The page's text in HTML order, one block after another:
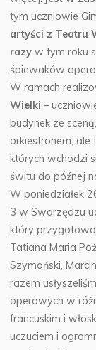
tym uczniowie
artyści z Teatru
razy w tym roku
śpiewaków
W ramach
Wielki –
budynek ze
orkiestronem, ale
których wchodzi
świtu do późnej
W poniedziałek
3 w Swarzędzu
który
Tatiana Maria
Szymański,
razem
operowych w
francuskim i
uczuciem i